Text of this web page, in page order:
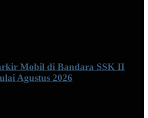
Mobil di Bandara SSK II
Agustus 2026